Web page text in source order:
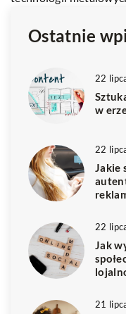
Ostatnie
22
w
22
Jakie
22
Jak
21